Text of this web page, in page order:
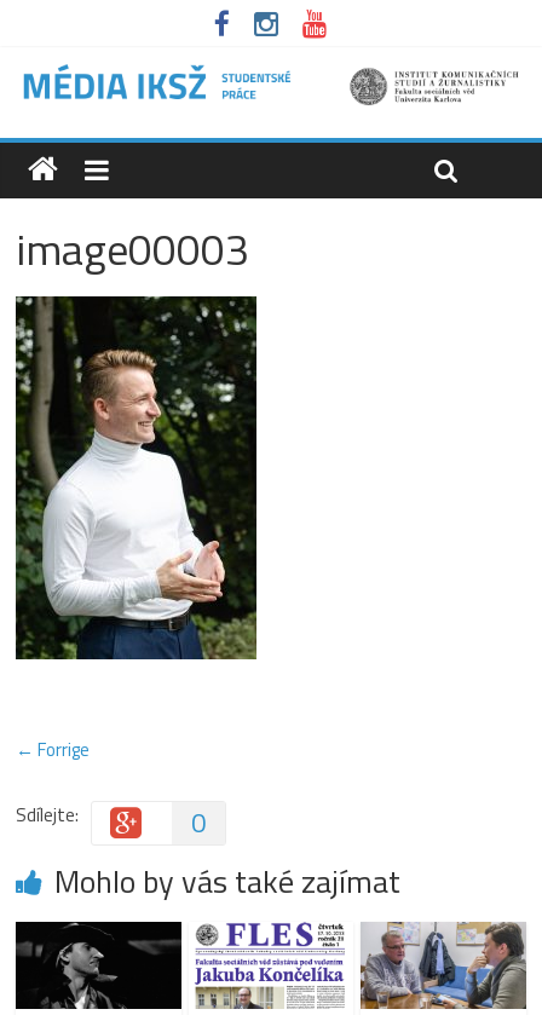
image00003
← Forrige
Sdílejte: 0
Mohlo by vás také zajímat